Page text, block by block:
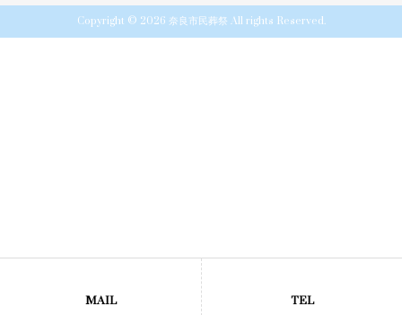
Copyright © 2026 奈良市民葬祭 All rights Reserved.
MAIL TEL